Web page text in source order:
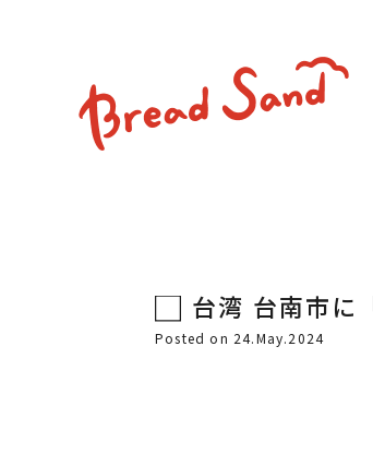
台湾 台南市に
Posted on 24.May.2024